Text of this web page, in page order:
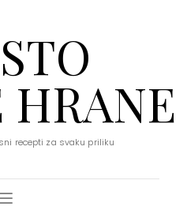
HRANE
recepti za svaku priliku
Toggle Navigation